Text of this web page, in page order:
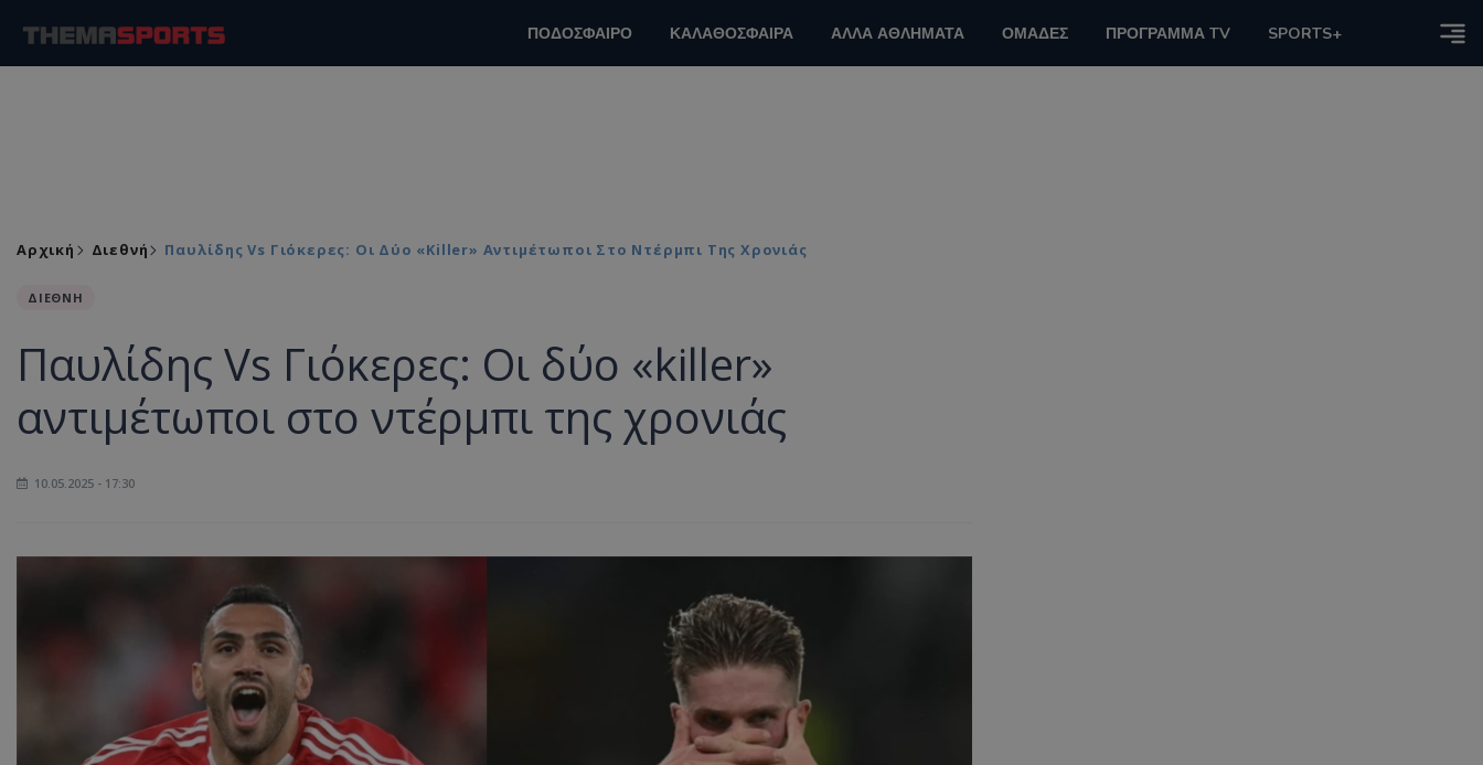
ΠΟΔΟΣΦΑΙΡΟ ΚΑΛΑΘΟΣΦΑΙΡΑ ΑΛΛΑ ΑΘΛΗΜΑΤΑ ΟΜΑΔΕΣ ΠΡΟΓΡΑΜΜΑ TV SPORTS+
Αρχική Διεθνή Παυλίδης Vs Γιόκερες: Οι Δύο «killer» Αντιμέτωποι Στο Ντέρμπι Της Χρονιάς
ΔΙΕΘΝΗ
Παυλίδης Vs Γιόκερες: Οι δύο «killer»
αντιμέτωποι στο ντέρμπι της χρονιάς
10.05.2025 - 17:30